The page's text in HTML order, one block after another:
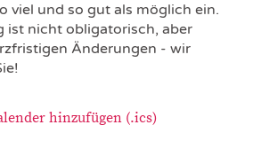
viel und so gut als möglich ein.
ist nicht obligatorisch, aber
Änderungen - wir
hinzufügen (.ics)